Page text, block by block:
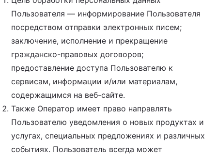
Пользователя — информирование Пользователя
посредством отправки электронных писем;
заключение, исполнение и прекращение
гражданско-правовых договоров;
предоставление доступа Пользователю к
сервисам, информации и/или материалам,
содержащимся на веб-сайте.
Также Оператор имеет право направлять
Пользователю уведомления о новых продуктах и
услугах, специальных предложениях и различных
событиях. Пользователь всегда может